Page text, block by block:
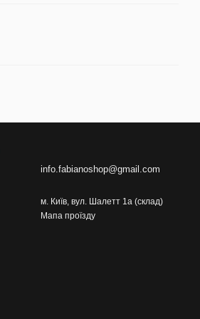
info.fabianoshop@gmail.com
м. Київ, вул. Шалетт 1а (склад)
Мапа проїзду